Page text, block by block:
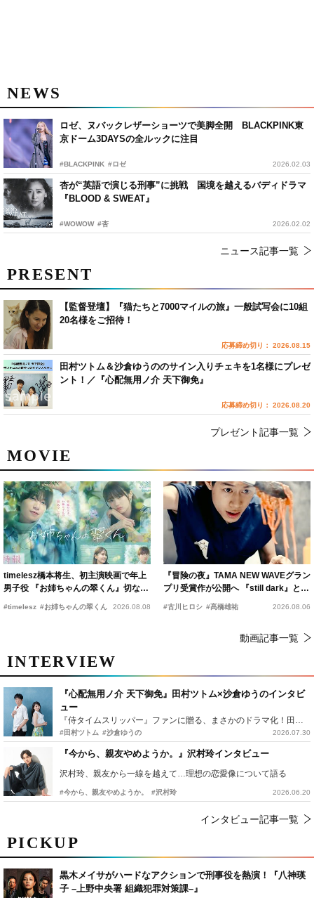
NEWS
ロゼ、ヌバックレザーショーツで美脚全開 BLACKPINK東
京ドーム3DAYSの全ルックに注目
#BLACKPINK #ロゼ 2026.02.03
杏が“英語で演じる刑事”に挑戦 国境を越えるバディドラマ
『BLOOD & SWEAT』
#WOWOW #杏 2026.02.02
ニュース記事一覧
PICKUP
黒木メイサがハードなアクションで刑事役を熱演！『八神瑛
子 –上野中央署 組織犯罪対策課–』
MOVIE
timelesz橋本将生、初主演映画で年上
男子役 『お姉ちゃんの翠くん』切ない
恋の幕開けを予感
#timelesz #お姉ちゃんの翠くん 2026.08.08
『冒険の夜』TAMA NEW WAVEグラン
プリ受賞作が公開へ 『still dark』と同
時上映決定
#古川ヒロシ #髙橋雄祐 2026.08.06
動画記事一覧
INTERVIEW
『心配無用ノ介 天下御免』田村ツトム×沙倉ゆうのインタビ
ュー
『侍タイムスリッパー』ファンに贈る、まさかのドラマ化！田村ツトム×沙倉ゆうのが語る『心配無用ノ介』撮影秘話
#田村ツトム #沙倉ゆうの 2026.07.30
『今から、親友やめようか。』沢村玲インタビュー
沢村玲、親友から一線を越えて…理想の恋愛像について語る
#今から、親友やめようか。 #沢村玲 2026.06.20
インタビュー記事一覧
PRESENT
【監督登壇】『猫たちと7000マイルの旅』一般試写会に10組
20名様をご招待！
応募締め切り： 2026.08.15
田村ツトム＆沙倉ゆうののサイン入りチェキを1名様にプレゼ
ント！／『心配無用ノ介 天下御免』
応募締め切り： 2026.08.20
プレゼント記事一覧